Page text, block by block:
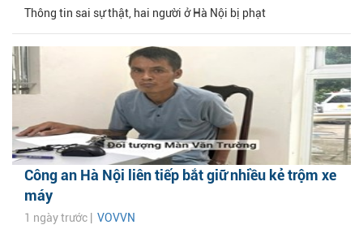
Thông tin sai sự thật, hai người ở Hà Nội bị phạt
Công an Hà Nội liên tiếp bắt giữ nhiều kẻ trộm xe
máy
1 ngày trước | VOVVN